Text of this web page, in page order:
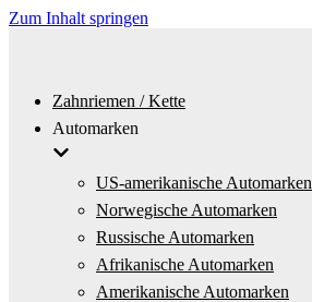
Zum Inhalt springen
Zahnriemen / Kette
Automarken
US-amerikanische Automarken
Norwegische Automarken
Russische Automarken
Afrikanische Automarken
Amerikanische Automarken